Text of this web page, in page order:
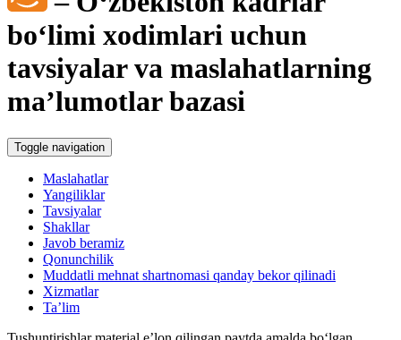
boʻlimi хodimlari uchun
tavsiyalar va maslahatlarning
ma’lumotlar bazasi
Toggle navigation
Maslahatlar
Yangiliklar
Tavsiyalar
Shakllar
Javob beramiz
Qonunchilik
Muddatli mehnat shartnomasi qanday bekor qilinadi
Xizmatlar
Ta’lim